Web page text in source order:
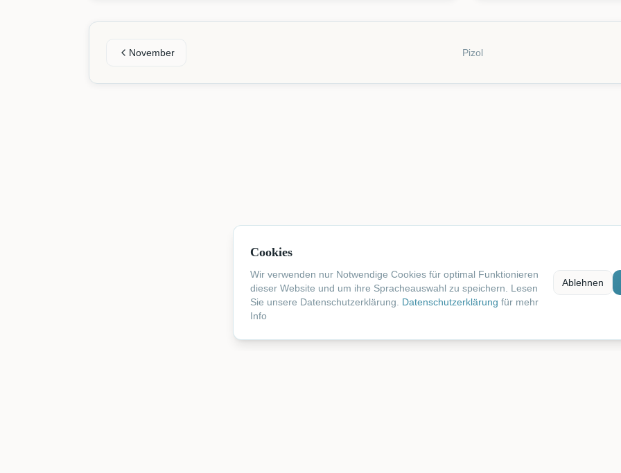
November Pizol
Cookies
Wir verwenden nur Notwendige Cookies für optimal Funktionieren
dieser Website und um ihre Spracheauswahl zu speichern. Lesen
Sie unsere Datenschutzerklärung.
Datenschutzerklärung für mehr
Info
Ablehnen